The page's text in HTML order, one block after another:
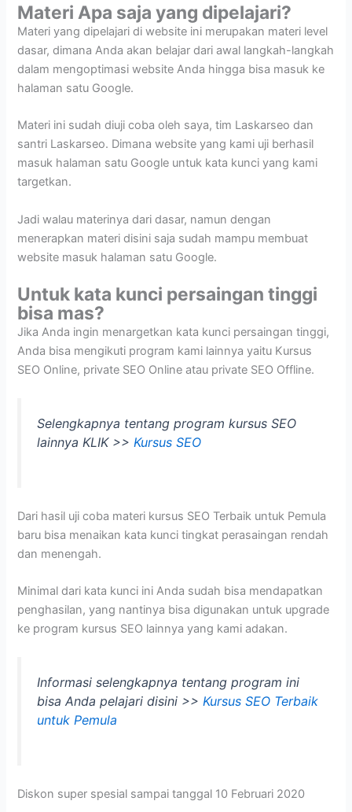
Materi Apa saja yang dipelajari?
Materi yang dipelajari di website ini merupakan materi level
dasar, dimana Anda akan belajar dari awal langkah-langkah
dalam mengoptimasi website Anda hingga bisa masuk ke
halaman satu Google.
Materi ini sudah diuji coba oleh saya, tim Laskarseo dan
santri Laskarseo. Dimana website yang kami uji berhasil
masuk halaman satu Google untuk kata kunci yang kami
targetkan.
Jadi walau materinya dari dasar, namun dengan
menerapkan materi disini saja sudah mampu membuat
website masuk halaman satu Google.
Untuk kata kunci persaingan tinggi
bisa mas?
Jika Anda ingin menargetkan kata kunci persaingan tinggi,
Anda bisa mengikuti program kami lainnya yaitu Kursus
SEO Online, private SEO Online atau private SEO Offline.
Selengkapnya tentang program kursus SEO
lainnya KLIK >>Kursus SEO
Dari hasil uji coba materi kursus SEO Terbaik untuk Pemula
baru bisa menaikan kata kunci tingkat perasaingan rendah
dan menengah.
Minimal dari kata kunci ini Anda sudah bisa mendapatkan
penghasilan, yang nantinya bisa digunakan untuk upgrade
ke program kursus SEO lainnya yang kami adakan.
Informasi selengkapnya tentang program ini
bisa Anda pelajari disini >>Kursus SEO Terbaik
untuk Pemula
Diskon super spesial sampai tanggal 10 Februari 2020